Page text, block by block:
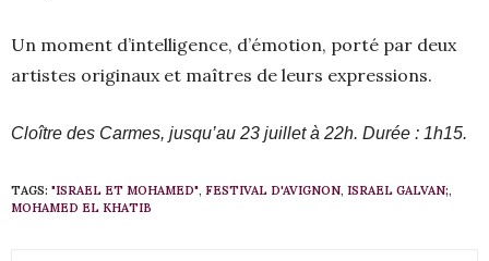
Un moment d’intelligence, d’émotion, porté par deux
artistes originaux et maîtres de leurs expressions.
Cloître des Carmes, jusqu’au 23 juillet à 22h. Durée : 1h15.
TAGS: "ISRAEL ET MOHAMED", FESTIVAL D'AVIGNON, ISRAEL GALVAN;,
MOHAMED EL KHATIB